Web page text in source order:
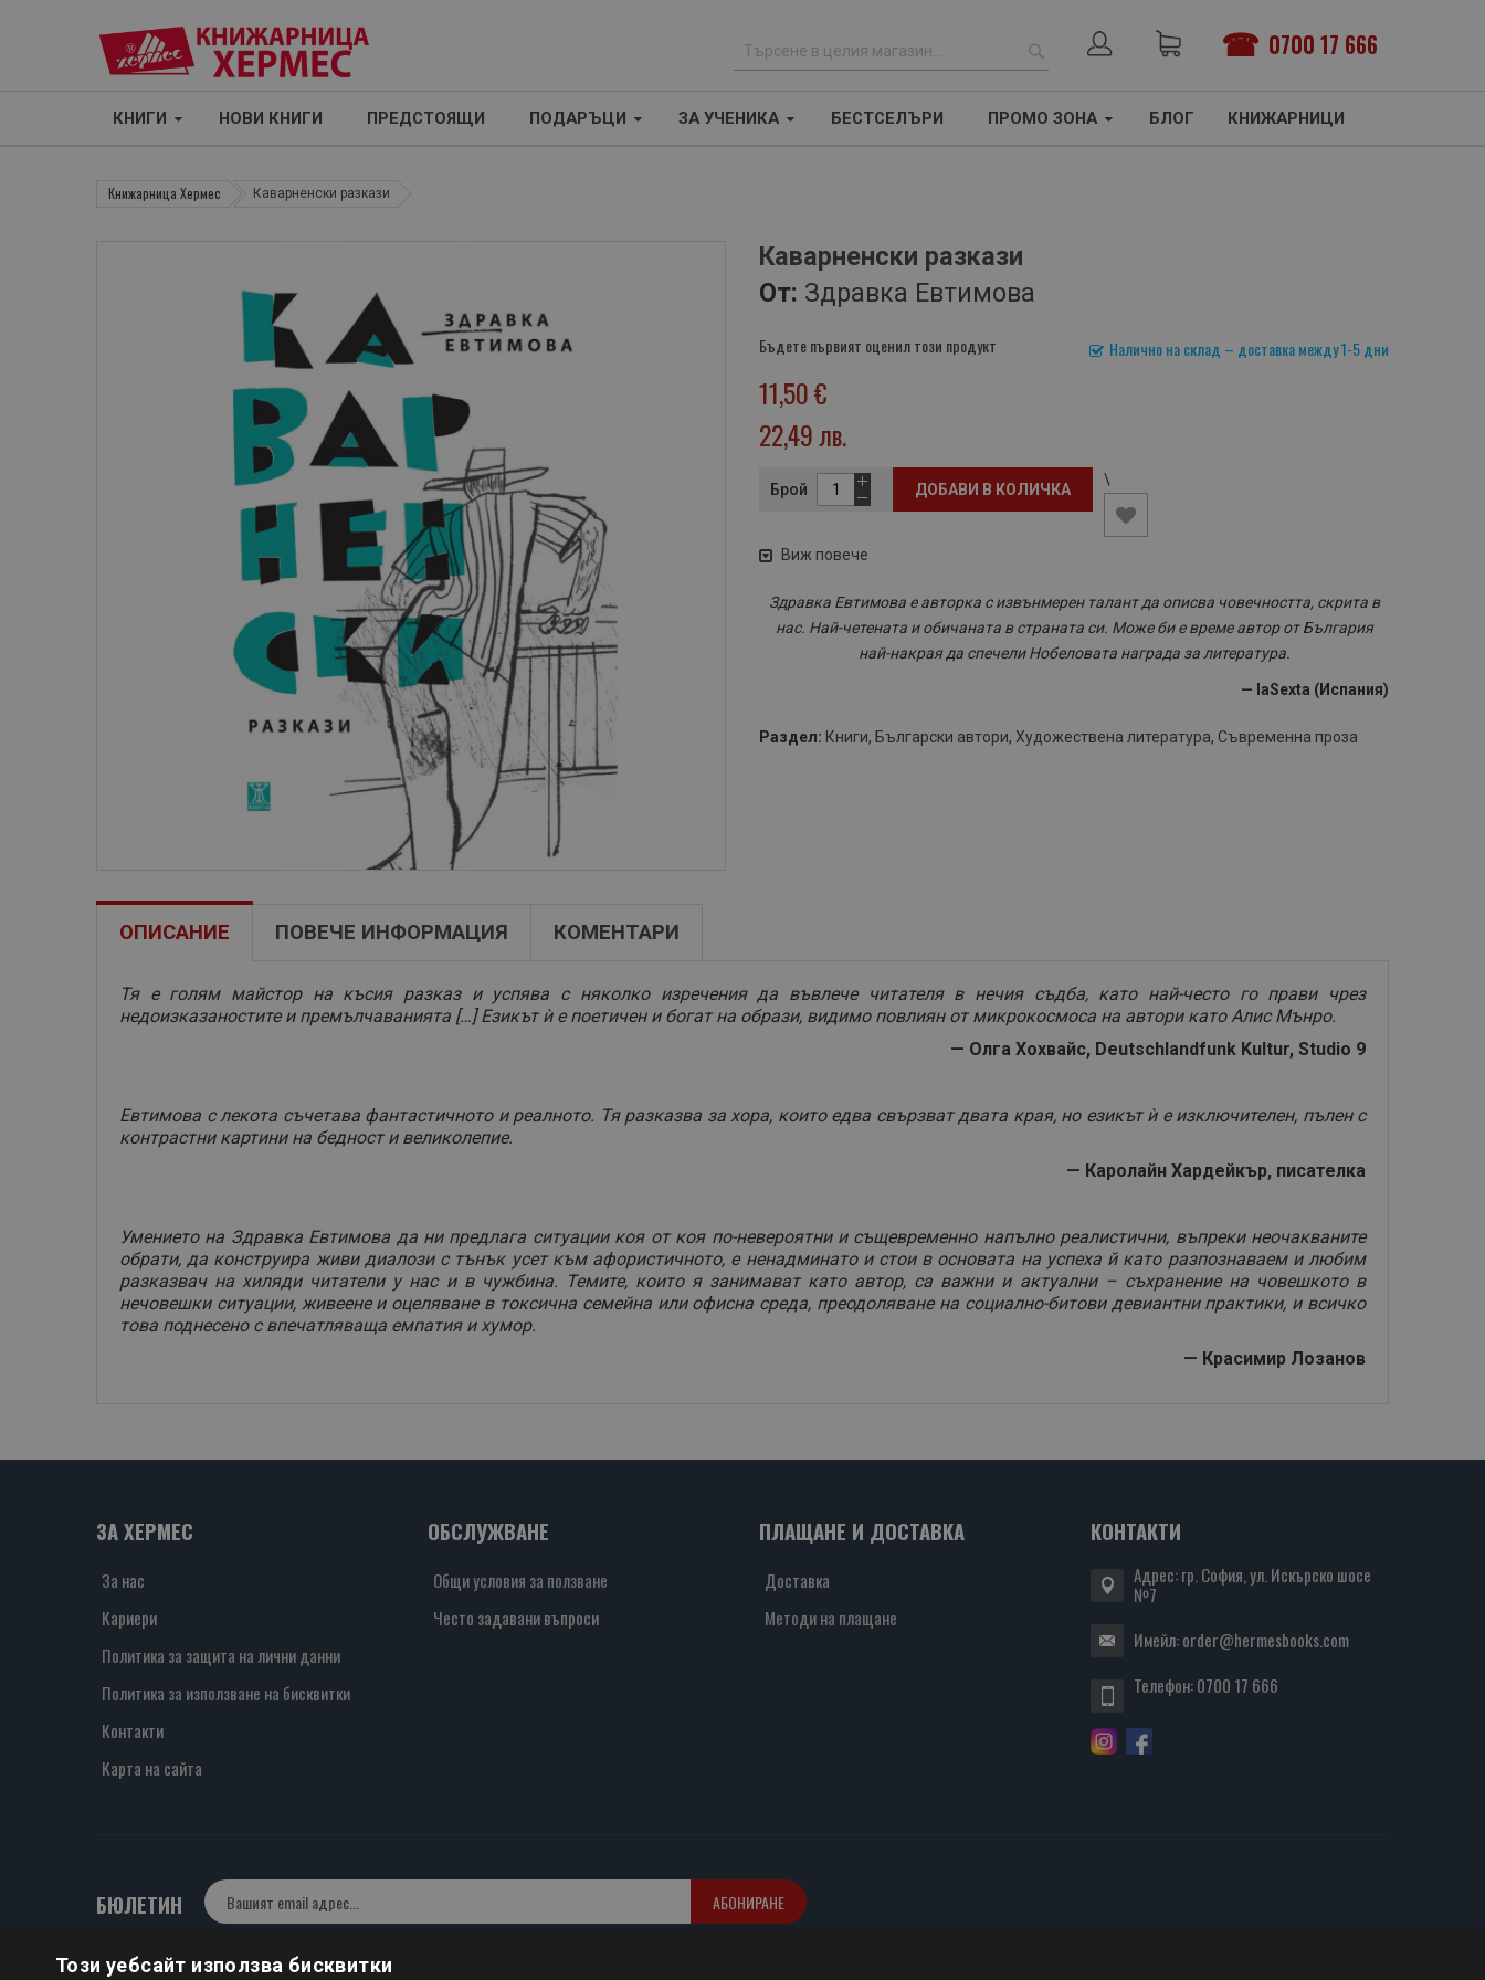
0700 17 666
р
ТЪРСЕНЕ
КНИГИ НОВИ КНИГИ ПРЕДСТОЯЩИ ПОДАРЪЦИ ЗА УЧЕНИКА БЕСТСЕЛЪРИ ПРОМО ЗОНА БЛОГ КНИЖАРНИЦИ
Книжарница Хермес Каварненски разкази
Каварненски разкази
От: Здравка Евтимова
Налично на склад – доставка между 1-5 дни
Бъдете първият оценил този продукт
11,50 €
22,49 лв.
Брой ДОБАВИ В КОЛИЧКА
\
Виж повече
Здравка Евтимова е авторка с извънмерен талант да описва човечността, скрита в
нас. Най-четената и обичаната в страната си. Може би е време автор от България
най-накрая да спечели Нобеловата награда за литература.
— laSexta (Испания)
Раздел: Книги, Български автори, Художествена литература, Съвременна проза
ОПИСАНИЕ ПОВЕЧЕ ИНФОРМАЦИЯ КОМЕНТАРИ
Тя е голям майстор на късия разказ и успява с няколко изречения да въвлече читателя в нечия съдба, като най-често го прави чрез
недоизказаностите и премълчаванията […] Езикът ѝ е поетичен и богат на образи, видимо повлиян от микрокосмоса на автори като Алис Мънро.
— Олга Хохвайс, Deutschlandfunk Kultur, Studio 9
Евтимова с лекота съчетава фантастичното и реалното. Тя разказва за хора, които едва свързват двата края, но езикът ѝ е изключителен, пълен с
контрастни картини на бедност и великолепие.
— Каролайн Хардейкър, писателка
Умението на Здравка Евтимова да ни предлага ситуации коя от коя по-невероятни и същевременно напълно реалистични, въпреки неочакваните
обрати, да конструира живи диалози с тънък усет към афористичното, е ненадминато и стои в основата на успеха й като разпознаваем и любим
разказвач на хиляди читатели у нас и в чужбина. Темите, които я занимават като автор, са важни и актуални – съхранение на човешкото в
нечовешки ситуации, живеене и оцеляване в токсична семейна или офисна среда, преодоляване на социално-битови девиантни практики, и всичко
това поднесено с впечатляваща емпатия и хумор.
— Красимир Лозанов
ЗА ХЕРМЕС
За нас
Кариери
Политика за защита на лични данни
Политика за използване на бисквитки
Контакти
Карта на сайта
ОБСЛУЖВАНЕ
Общи условия за ползване
Често задавани въпроси
ПЛАЩАНЕ И ДОСТАВКА
Доставка
Методи на плащане
КОНТАКТИ
Адрес: гр. София, ул. Искърско шосе
№7
Имейл:order@hermesbooks.com
Телефон:0700 17 666
БЮЛЕТИН АБОНИРАНЕ
Този уебсайт използва бисквитки